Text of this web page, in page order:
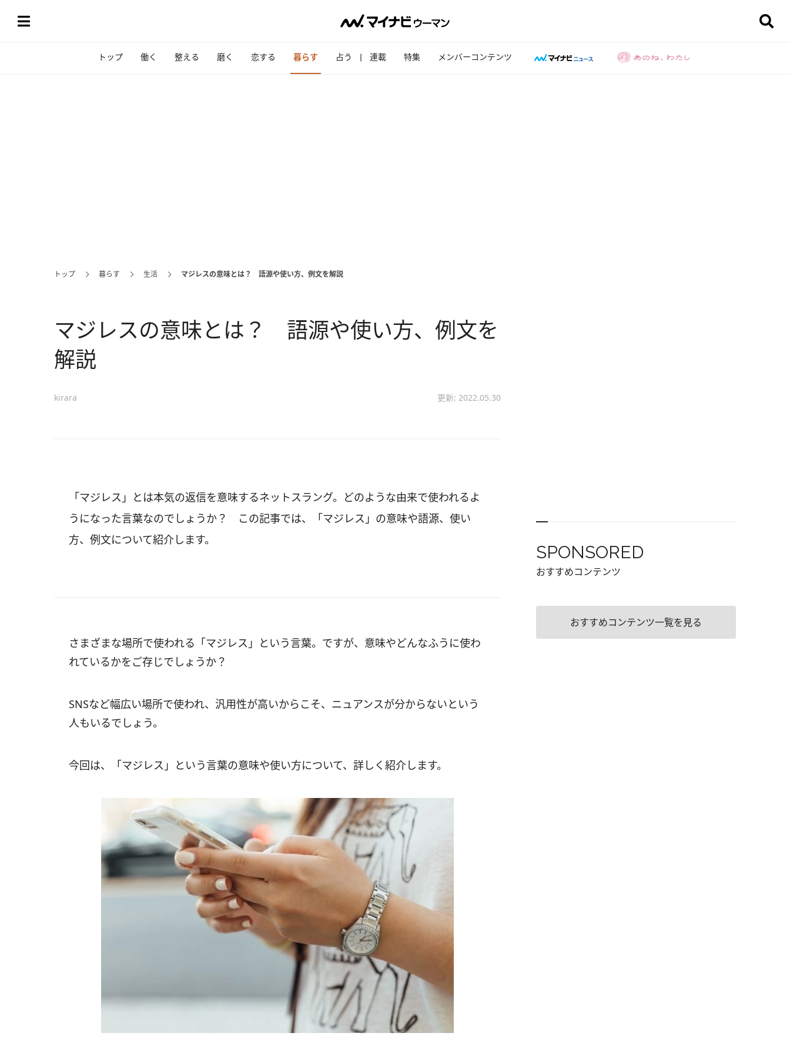
トップ 働く 整える 磨く 恋する 暮らす 占う 連載 特集 メンバーコンテンツ
トップ 暮らす 生活 マジレスの意味とは？ 語源や使い方、例文を解説
マジレスの意味とは？ 語源や使い方、例文を
解説
kirara 更新: 2022.05.30
「マジレス」とは本気の返信を意味するネットスラング。どのような由来で使われるよ
うになった言葉なのでしょうか？ この記事では、「マジレス」の意味や語源、使い
方、例文について紹介します。
さまざまな場所で使われる「マジレス」という言葉。ですが、意味やどんなふうに使わ
れているかをご存じでしょうか？
SNSなど幅広い場所で使われ、汎用性が高いからこそ、ニュアンスが分からないという
人もいるでしょう。
今回は、「マジレス」という言葉の意味や使い方について、詳しく紹介します。
SPONSORED
おすすめコンテンツ
おすすめコンテンツ一覧を見る